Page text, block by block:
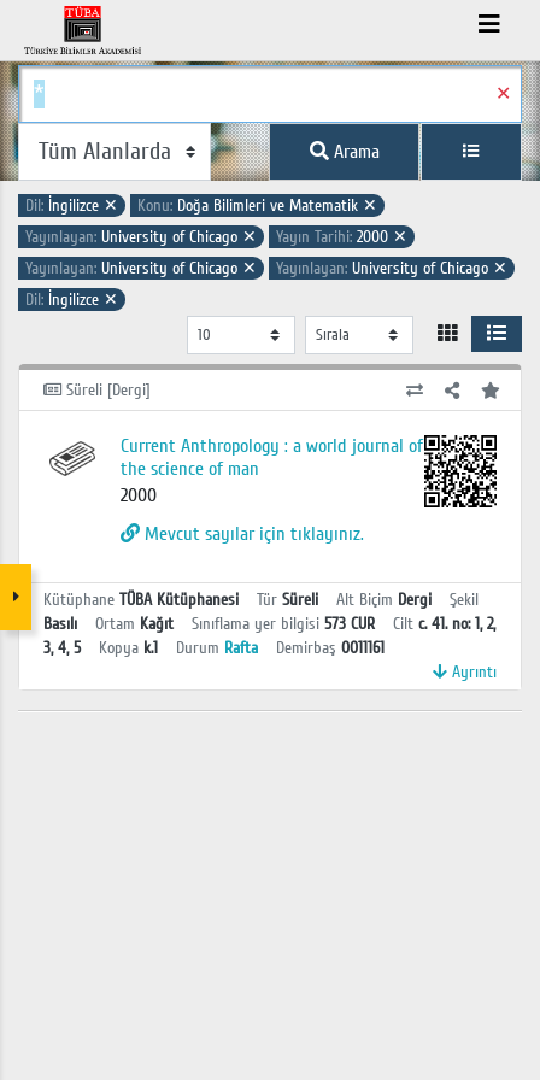
✕
Arama
Dil: İngilizce ✕ Konu: Doğa Bilimleri ve Matematik ✕
Yayınlayan: University of Chicago ✕ Yayın Tarihi: 2000 ✕
Yayınlayan: University of Chicago ✕ Yayınlayan: University of Chicago ✕
Dil: İngilizce ✕
Süreli [Dergi]
Current Anthropology : a world journal of
the science of man
2000
Mevcut sayılar için tıklayınız.
Kütüphane TÜBA Kütüphanesi Tür Süreli Alt Biçim Dergi
Şekil
Basılı
Ortam Kağıt Sınıflama yer bilgisi 573 CUR Cilt c. 41. no: 1, 2,
3, 4, 5
Kopya k.1 Durum Rafta Demirbaş 0011161
Ayrıntı